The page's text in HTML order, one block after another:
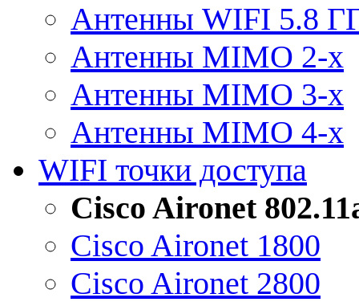
Антенны WIFI 5.8
Антенны MIMO 2-x
Антенны MIMO 3-x
Антенны MIMO 4-x
WIFI точки доступа
Cisco Aironet
Cisco Aironet 1800
Cisco Aironet 2800